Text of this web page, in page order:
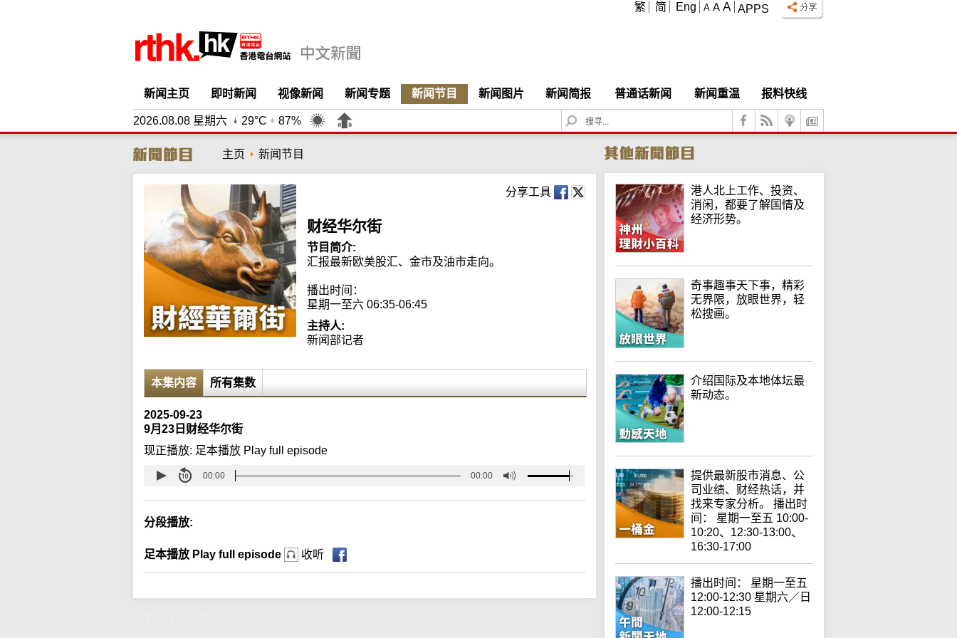
APPS
A A A
繁 简 Eng
新闻主页 即时新闻 视像新闻 新闻专题 新闻节目 新闻图片 新闻简报 普通话新闻 新闻重温 报料快线
2026.08.08 星期六 29°C 87%
S
e
c
h
主页 新闻节目
分享工具
财经华尔街
节目简介:
汇报最新欧美股汇、金市及油市走向。
播出时间：
星期一至六 06:35-06:45
主持人:
新闻部记者
本集内容 所有集数
2025-09-23
9月23日财经华尔街
现正播放: 足本播放 Play full episode
00:00 00:00
分段播放:
足本播放 Play full episode 收听
港人北上工作、投资、
消闲，都要了解国情及
经济形势。
奇事趣事天下事，精彩
无界限，放眼世界，轻
松搜画。
介绍国际及本地体坛最
新动态。
提供最新股市消息、公
司业绩、财经热话，并
找来专家分析。 播出时
间： 星期一至五 10:00-
10:20、12:30-13:00、
16:30-17:00
播出时间： 星期一至五
12:00-12:30 星期六／日
12:00-12:15